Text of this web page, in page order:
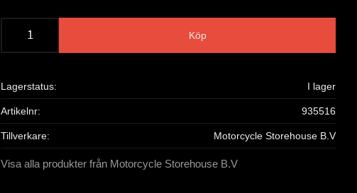
Köp
Lagerstatus I lager
Artikelnr 935516
Tillverkare Motorcycle Storehouse B.V
Visa alla produkter från Motorcycle Storehouse B.V